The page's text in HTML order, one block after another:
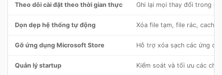
Theo dõi cài đặt theo thời gian thực Ghi lại mọi thay đổi trong
Dọn dẹp hệ thống tự động Xóa file tạm, file rác, cache
Gỡ ứng dụng Microsoft Store Hỗ trợ xóa sạch các ứng
Quản lý startup Kiểm soát và tối ưu các